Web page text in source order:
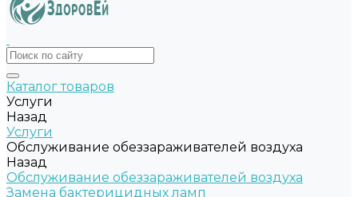
Каталог товаров
Услуги
Назад
Услуги
Обслуживание обеззараживателей воздуха
Назад
Обслуживание обеззараживателей воздуха
Замена бактерицидных ламп